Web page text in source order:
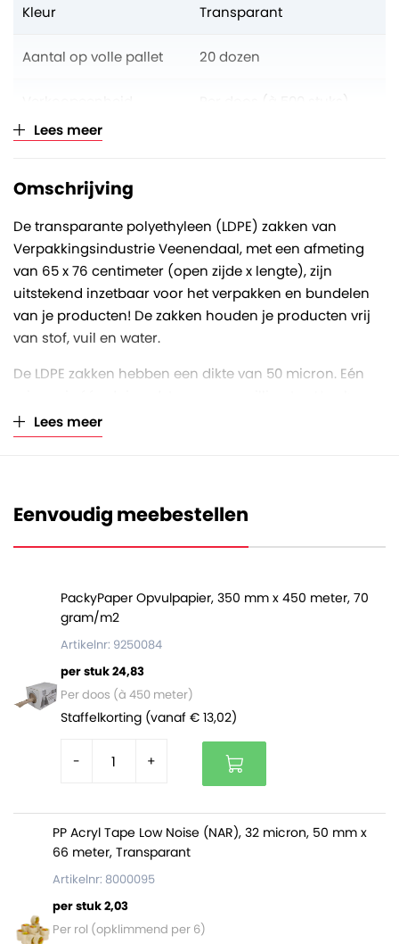
Kleur Transparant
Aantal op volle pallet 20 dozen
Per doos (à 500 stuks)
Lees meer
Omschrijving
De transparante polyethyleen (LDPE) zakken van
Verpakkingsindustrie Veenendaal, met een afmeting
van 65 x 76 centimeter (open zijde x lengte), zijn
uitstekend inzetbaar voor het verpakken en bundelen
van je producten! De zakken houden je producten vrij
van stof, vuil en water.
De LDPE zakken hebben een dikte van 50 micron. Eén
het aantal micron, hoe dikker en sterker de folie is.
De zakken zitten per 500 stuks los verpakt in een stevige
Lees meer
Eenvoudig meebestellen
PackyPaper Opvulpapier, 350 mm x 450 meter, 70
gram/m2
Artikelnr: 9250084
per stuk 24,83
Per doos (à 450 meter)
Staffelkorting (vanaf € 13,02)
- +
PP Acryl Tape Low Noise (NAR), 32 micron, 50 mm x
66 meter, Transparant
Artikelnr: 8000095
per stuk 2,03
Per rol (opklimmend per 6)